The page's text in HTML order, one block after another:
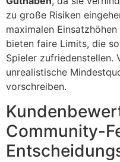
zu große Risiken
maximalen
bieten faire Limits, die
Spieler zufriedenstellen.
unrealistische
vorschreiben.
Community-